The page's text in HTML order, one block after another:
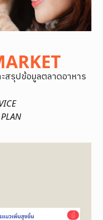
สรุปข้อมูลตลาดอาหาร